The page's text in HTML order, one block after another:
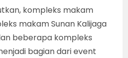
kompleks makam
makam Sunan Kalijaga
beberapa kompleks
bagian dari event